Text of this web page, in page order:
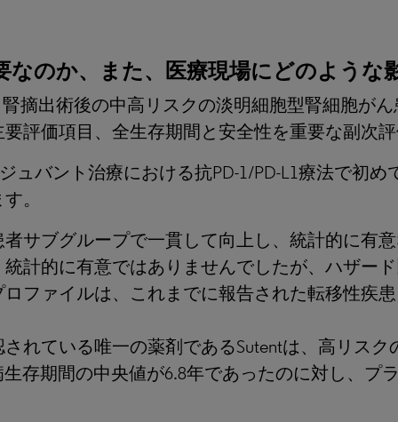
なのか、また、医療現場にどのような
腎摘出術後の中高リスクの淡明細胞型腎細胞が
評価項目、全生存期間と安全性を重要な副次
ュバント治療における抗PD-1/PD-L1療法で初
。
サブグループで一貫して向上し、統計的に有
計的に有意ではありませんでしたが、ハザー
ファイルは、これまでに報告された転移性疾
れている唯一の薬剤であるSutentは、高リス
存期間の中央値が6.8年であったのに対し、プ